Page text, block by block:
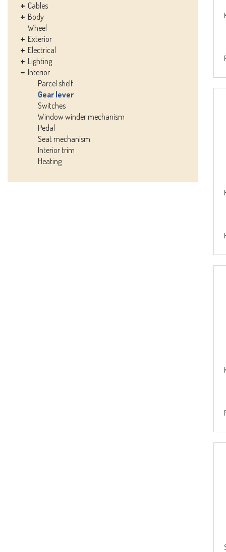
Cables
Body
Wheel
Exterior
Electrical
Lighting
Interior
Parcel shelf
Gear lever
Switches
Window winder mechanism
Pedal
Seat mechanism
Interior trim
Heating